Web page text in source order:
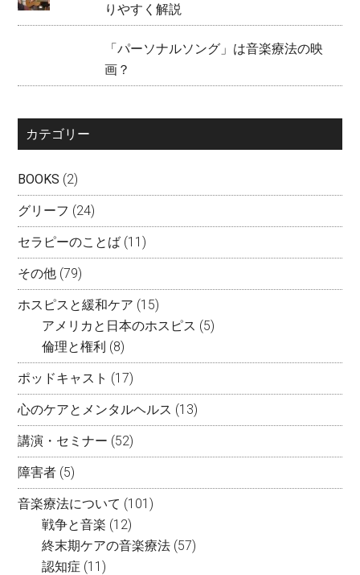
りやすく解説
「パーソナルソング」は音楽療法の映
画？
カテゴリー
BOOKS (2)
グリーフ (24)
セラピーのことば (11)
その他 (79)
ホスピスと緩和ケア (15)
アメリカと日本のホスピス (5)
倫理と権利 (8)
ポッドキャスト (17)
心のケアとメンタルヘルス (13)
講演・セミナー (52)
障害者 (5)
音楽療法について (101)
戦争と音楽 (12)
終末期ケアの音楽療法 (57)
認知症 (11)